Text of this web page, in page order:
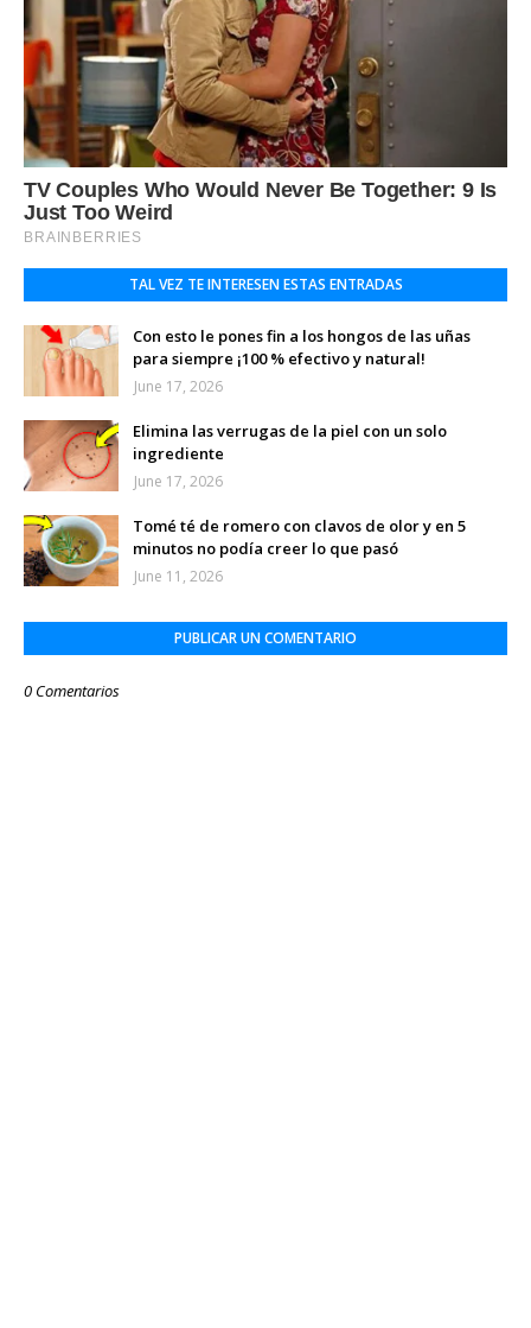
TAL VEZ TE INTERESEN ESTAS ENTRADAS
Con esto le pones fin a los hongos de las uñas
para siempre ¡100 % efectivo y natural!
June 17, 2026
Elimina las verrugas de la piel con un solo
ingrediente
June 17, 2026
Tomé té de romero con clavos de olor y en 5
minutos no podía creer lo que pasó
June 11, 2026
PUBLICAR UN COMENTARIO
0 Comentarios